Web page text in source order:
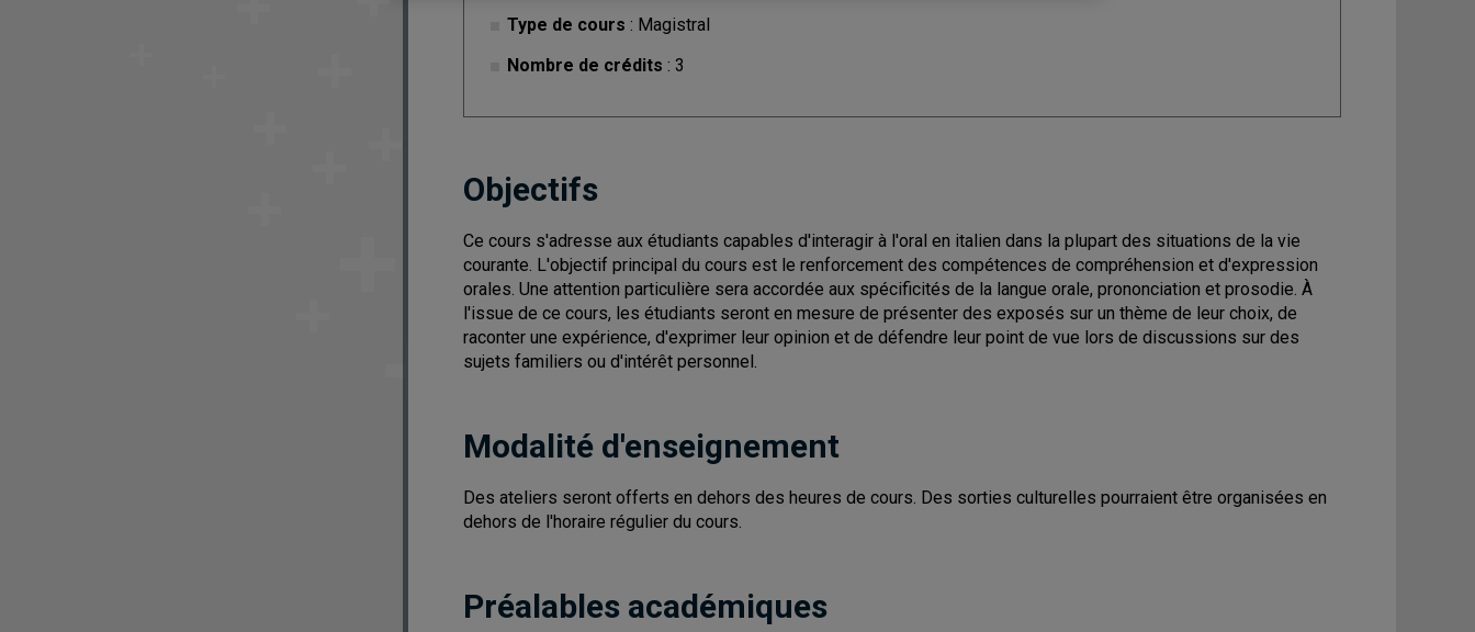
Type de cours : Magistral
Nombre de crédits : 3
Objectifs
Ce cours s'adresse aux étudiants capables d'interagir à l'oral en italien dans la plupart des situations de la vie
courante. L'objectif principal du cours est le renforcement des compétences de compréhension et d'expression
orales. Une attention particulière sera accordée aux spécificités de la langue orale, prononciation et prosodie. À
l'issue de ce cours, les étudiants seront en mesure de présenter des exposés sur un thème de leur choix, de
raconter une expérience, d'exprimer leur opinion et de défendre leur point de vue lors de discussions sur des
sujets familiers ou d'intérêt personnel.
Modalité d'enseignement
Des ateliers seront offerts en dehors des heures de cours. Des sorties culturelles pourraient être organisées en
dehors de l'horaire régulier du cours.
Préalables académiques